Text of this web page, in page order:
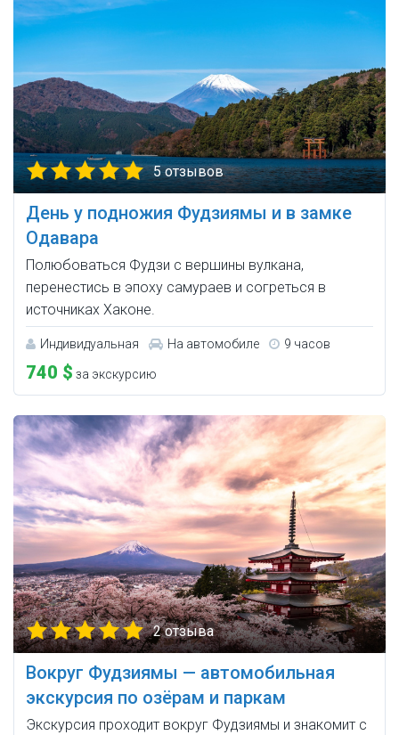
5 отзывов
День у подножия Фудзиямы и в замке
Одавара
Полюбоваться Фудзи с вершины вулкана,
перенестись в эпоху самураев и согреться в
источниках Хаконе.
Индивидуальная На автомобиле 9 часов
740 $ за экскурсию
2 отзыва
Вокруг Фудзиямы — автомобильная
экскурсия по озёрам и паркам
Экскурсия проходит вокруг Фудзиямы и знакомит с